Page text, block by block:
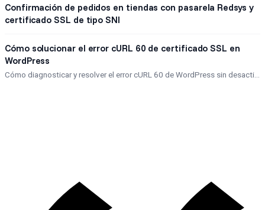
Confirmación de pedidos en tiendas con pasarela Redsys y
certificado SSL de tipo SNI
Cómo solucionar el error cURL 60 de certificado SSL en
WordPress